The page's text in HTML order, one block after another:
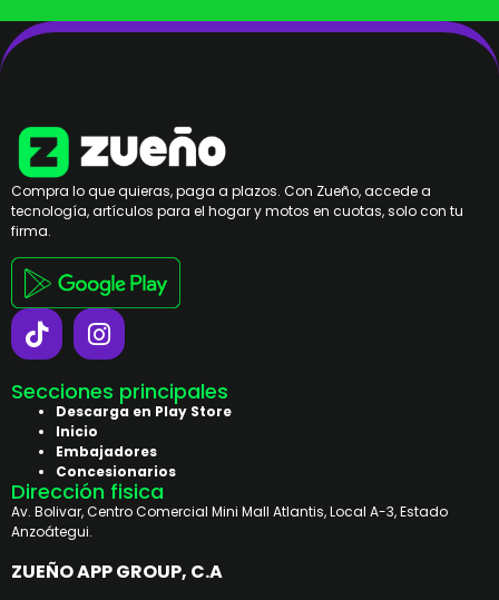
Compra lo que quieras, paga a plazos. Con Zueño, accede a
tecnología, artículos para el hogar y motos en cuotas, solo con tu
firma.
Secciones principales
Descarga en Play Store
Inicio
Embajadores
Concesionarios
Dirección fisica
Av. Bolivar, Centro Comercial Mini Mall Atlantis, Local A-3, Estado
Anzoátegui.
ZUEÑO APP GROUP, C.A